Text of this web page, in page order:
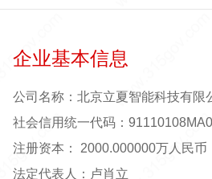
企业基本信息
公司名称：北京立夏智能科技有限
社会信用统一代码：
注册资本： 2000.000000万人民币
法定代表人：卢肖立